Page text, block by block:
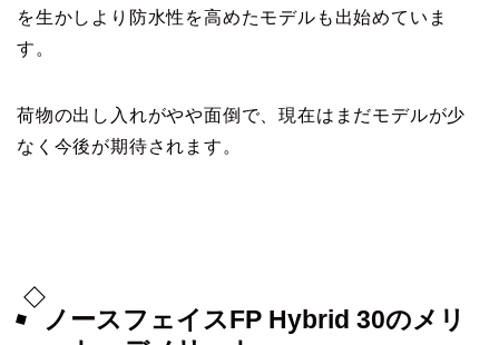
を生かしより防水性を高めたモデルも出始めていま
す。
荷物の出し入れがやや面倒で、現在はまだモデルが少
なく今後が期待されます。
ノースフェイスFP Hybrid 30のメリ